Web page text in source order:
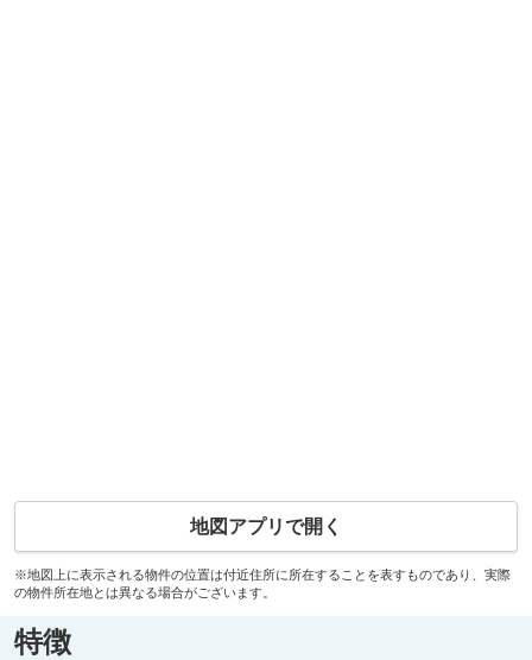
地図アプリで開く
※地図上に表示される物件の位置は付近住所に所在することを表すものであり、実際
の物件所在地とは異なる場合がございます。
特徴